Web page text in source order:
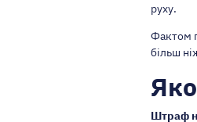
руху.
Фактом
більш
Штраф